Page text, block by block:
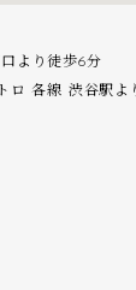
より徒歩6分
ロ 各線 渋谷駅よ